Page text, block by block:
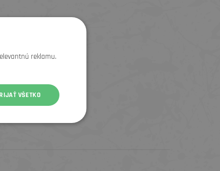
reklamu.
VŠETKO